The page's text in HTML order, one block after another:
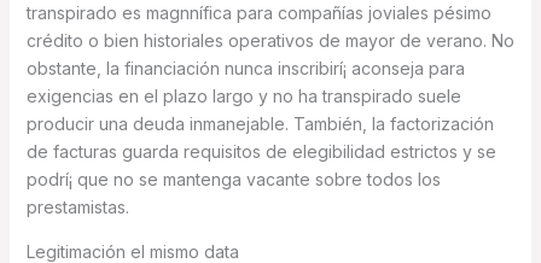
transpirado es magnnífica para compañías joviales pésimo
crédito o bien historiales operativos de mayor de verano. No
obstante, la financiación nunca inscribirí¡ aconseja para
exigencias en el plazo largo y no ha transpirado suele
producir una deuda inmanejable. También, la factorización
de facturas guarda requisitos de elegibilidad estrictos y se
podrí¡ que no se mantenga vacante sobre todos los
prestamistas.
Legitimación el mismo data